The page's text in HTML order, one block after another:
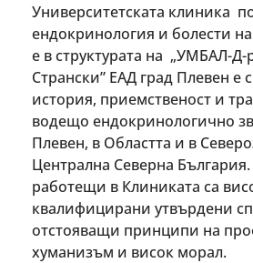
Университетската клиника
ендокринология и болести
е в структурата на „УМБАЛ-Д-
Странски” ЕАД град Плевен е
история, приемственост и
водещо ендокринологично
Плевен, в Областта и в
Централна Северна
работещи в Клиниката са
квалифицирани утвърдени
отстояващи принципи на
хуманизъм и висок морал.